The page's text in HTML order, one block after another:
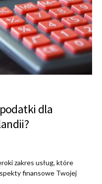
dla
zakres usług, które
finansowe Twojej